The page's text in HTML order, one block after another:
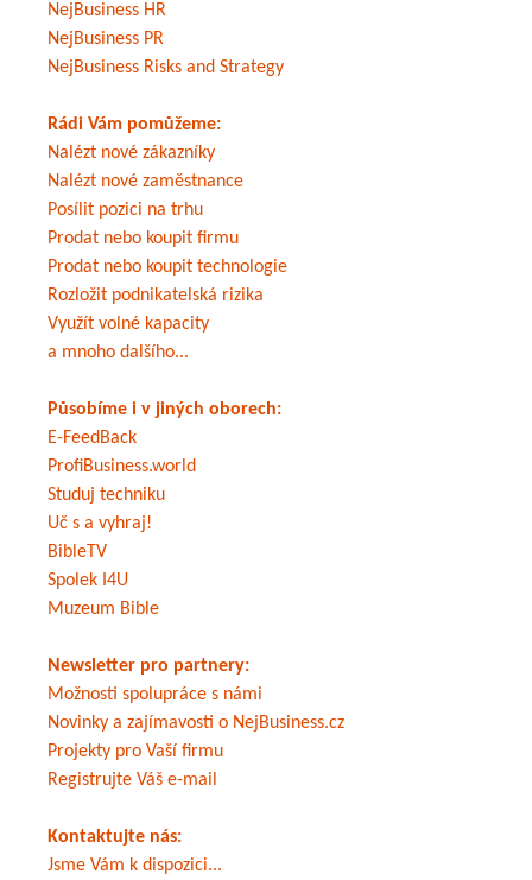
NejBusiness HR
NejBusiness PR
NejBusiness Risks and Strategy
Rádi Vám pomůžeme:
Nalézt nové zákazníky
Nalézt nové zaměstnance
Posílit pozici na trhu
Prodat nebo koupit firmu
Prodat nebo koupit technologie
Rozložit podnikatelská rizika
Využít volné kapacity
a mnoho dalšího...
Působíme i v jiných oborech:
E-FeedBack
ProfiBusiness.world
Studuj techniku
Uč s a vyhraj!
BibleTV
Spolek I4U
Muzeum Bible
Newsletter pro partnery:
Možnosti spolupráce s námi
Novinky a zajímavosti o NejBusiness.cz
Projekty pro Vaší firmu
Registrujte Váš e-mail
Kontaktujte nás:
Jsme Vám k dispozici...